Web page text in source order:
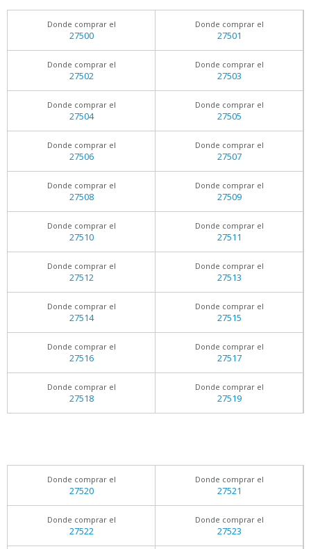
Donde comprar el
27500
Donde comprar el
27501
Donde comprar el
27502
Donde comprar el
27503
Donde comprar el
27504
Donde comprar el
27505
Donde comprar el
27506
Donde comprar el
27507
Donde comprar el
27508
Donde comprar el
27509
Donde comprar el
27510
Donde comprar el
27511
Donde comprar el
27512
Donde comprar el
27513
Donde comprar el
27514
Donde comprar el
27515
Donde comprar el
27516
Donde comprar el
27517
Donde comprar el
27518
Donde comprar el
27519
Donde comprar el
27520
Donde comprar el
27521
Donde comprar el
27522
Donde comprar el
27523